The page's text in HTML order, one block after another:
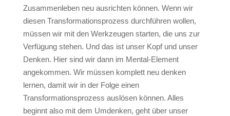
Zusammenleben neu ausrichten können. Wenn wir
diesen Transformationsprozess durchführen wollen,
müssen wir mit den Werkzeugen starten, die uns zur
Verfügung stehen. Und das ist unser Kopf und unser
Denken. Hier sind wir dann im Mental-Element
angekommen. Wir müssen komplett neu denken
lernen, damit wir in der Folge einen
Transformationsprozess auslösen können. Alles
beginnt also mit dem Umdenken, geht über unser